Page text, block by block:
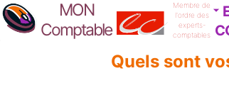
MON
Comptable
Membre de
l'ordre des
experts-
comptables
Quels sont